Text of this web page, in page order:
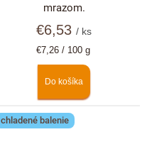
€6,53/ ks
Jednotková
€7,26 / 100 g
Do košíka
mrazom.
chladené balenie